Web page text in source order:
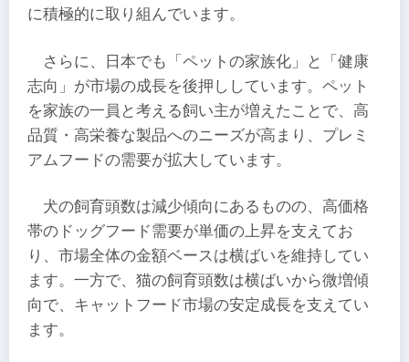
に積極的に取り組んでいます。
さらに、日本でも「ペットの家族化」と「健康
志向」が市場の成長を後押ししています。ペット
を家族の一員と考える飼い主が増えたことで、高
品質・高栄養な製品へのニーズが高まり、プレミ
アムフードの需要が拡大しています。
犬の飼育頭数は減少傾向にあるものの、高価格
帯のドッグフード需要が単価の上昇を支えてお
り、市場全体の金額ベースは横ばいを維持してい
ます。一方で、猫の飼育頭数は横ばいから微増傾
向で、キャットフード市場の安定成長を支えてい
ます。